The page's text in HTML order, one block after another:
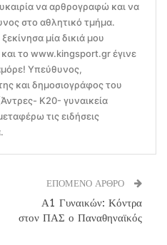
να αρθρογραφώ και να
στο αθλητικό τμήμα.
μία δικιά μου
το www.kingsport.gr έγινε
Υπεύθυνος,
και δημοσιογράφος του
Κ20- γυναικεία
τις ειδήσεις
ΕΠΟΜΕΝΟ ΑΡΘΡΟ
Α1 Γυναικών: Κόντρα
στον ΠΑΣ ο Παναθηναϊκός